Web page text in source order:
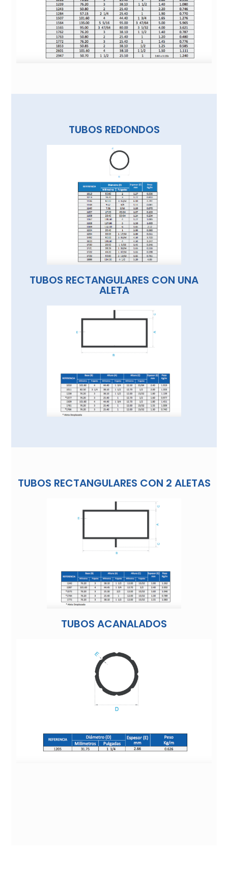
TUBOS REDONDOS
TUBOS RECTANGULARES CON UNA
ALETA
TUBOS RECTANGULARES CON 2 ALETAS
TUBOS ACANALADOS